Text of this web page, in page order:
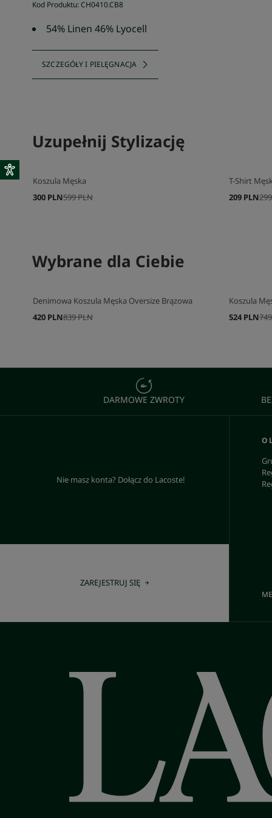
Kod Produktu:CH0410.CB8
54% Linen 46% Lyocell
SZCZEGÓŁY I PIELĘGNACJA
Uzupełnij Stylizację
Koszula Męska
599 PLN
300 PLN
T-Shirt
209 PLN
Wybrane dla Ciebie
Denimowa Koszula Męska Oversize Brązowa
839 PLN
420 PLN
Koszula
524 PLN
DARMOWE ZWROTY
Nie masz konta? Dołącz do Lacoste!
ZAREJESTRUJ SIĘ
O